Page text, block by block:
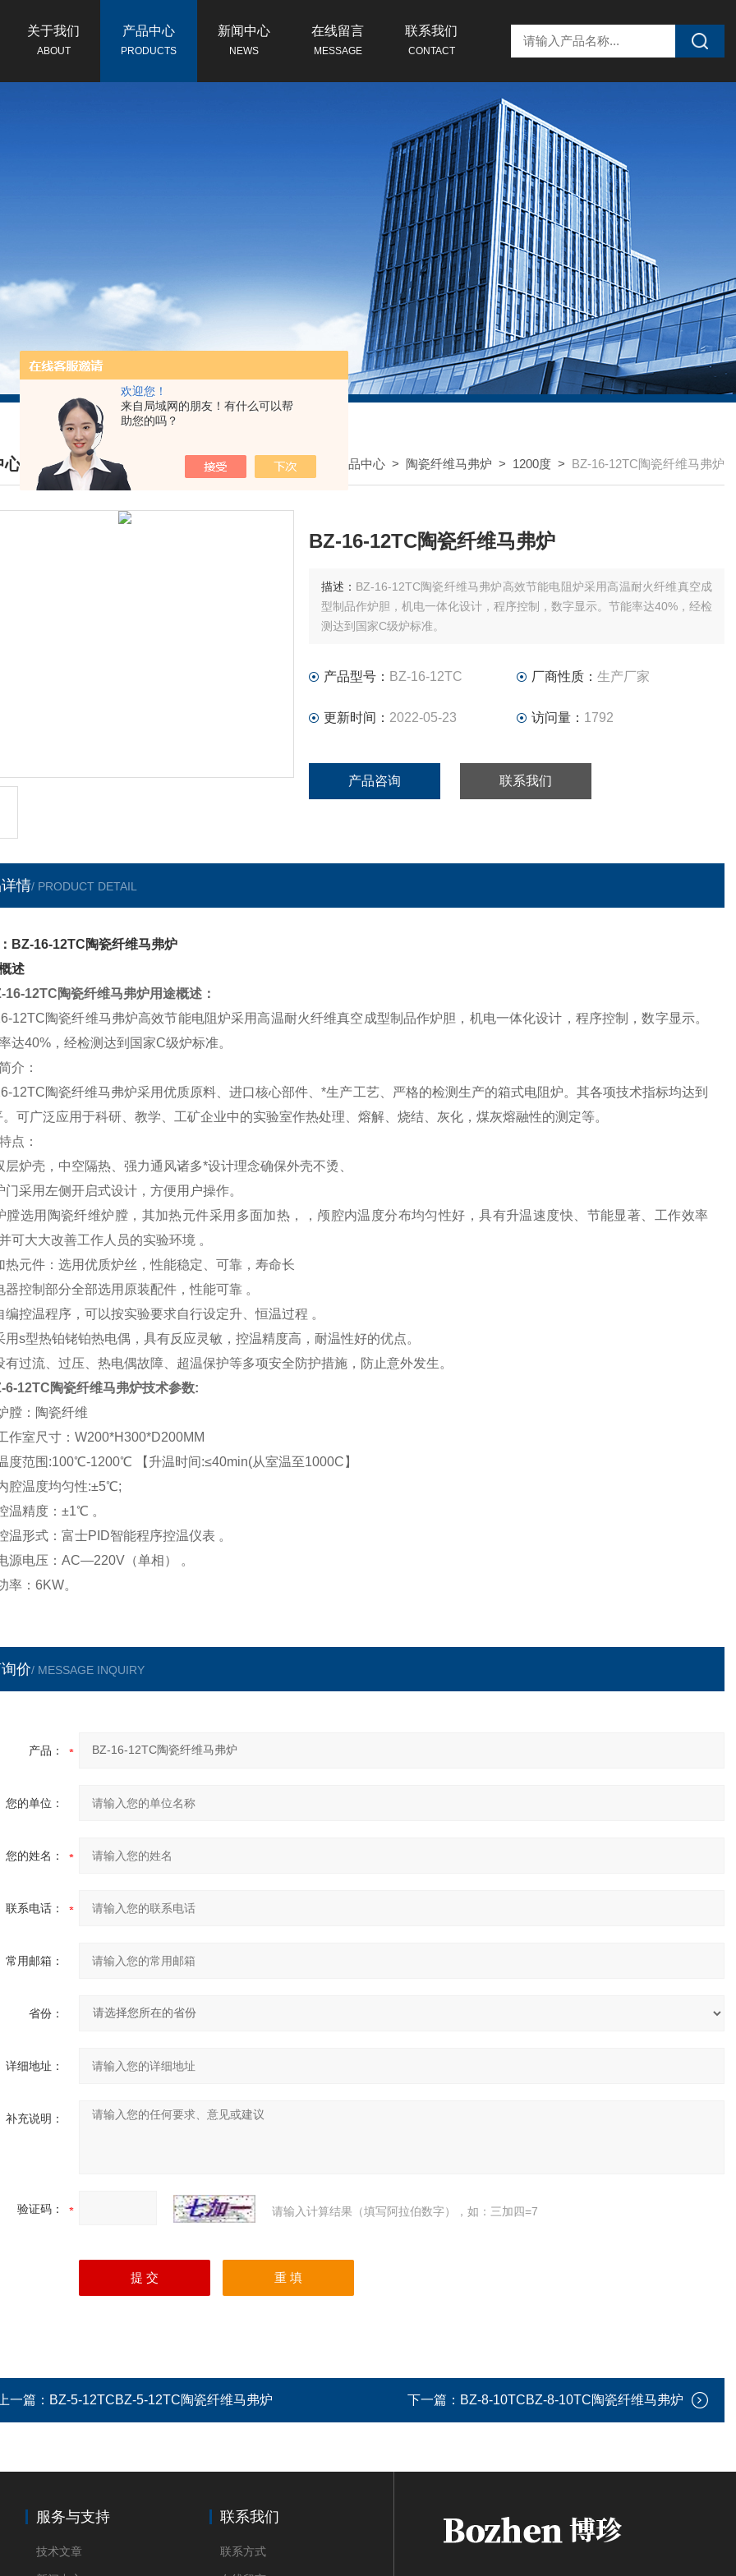
欢迎您！
来自局域网的朋友！有什么可以帮
助您的吗？
关于我们
ABOUT
产品中心
PRODUCTS
新闻中心
NEWS
在线留言
MESSAGE
联系我们
CONTACT
心
CENTER
我的位置：首页 产品中心 > 陶瓷纤维马弗炉 > 1200度 > BZ-16-12TC陶瓷纤维马弗炉
BZ-16-12TC陶瓷纤维马弗炉
描述： BZ-16-12TC陶瓷纤维马弗炉高效节能电阻炉采用高温耐火纤维真空成
型制品作炉胆，机电一体化设计，程序控制，数字显示。节能率达40%，经检
测达到国家C级炉标准。
产品型号： BZ-16-12TC 厂商性质： 生产厂家
更新时间： 2022-05-23 访问量： 1792
产品咨询 联系我们
情/ PRODUCT DETAIL
BZ-16-12TC陶瓷纤维马弗炉
述
16-12TC陶瓷纤维马弗炉用途概述：
12TC陶瓷纤维马弗炉高效节能电阻炉采用高温耐火纤维真空成型制品作炉胆，机电一体化设计，程序控制，数字显示。
达40%，经检测达到国家C级炉标准。
介：
12TC陶瓷纤维马弗炉采用优质原料、进口核心部件、*生产工艺、严格的检测生产的箱式电阻炉。其各项技术指标均达到
。可广泛应用于科研、教学、工矿企业中的实验室作热处理、熔解、烧结、灰化，煤灰熔融性的测定等。
点：
层炉壳，中空隔热、强力通风诸多*设计理念确保外壳不烫、
门采用左侧开启式设计，方便用户操作。
膛选用陶瓷纤维炉膛，其加热元件采用多面加热，，颅腔内温度分布均匀性好，具有升温速度快、节能显著、工作效率
可大大改善工作人员的实验环境 。
热元件：选用优质炉丝，性能稳定、可靠，寿命长
器控制部分全部选用原装配件，性能可靠 。
编控温程序，可以按实验要求自行设定升、恒温过程 。
用s型热铂铑铂热电偶 ，具有反应灵敏，控温精度高，耐温性好的优点。
有过流、过压、热电偶故障、超温保护等多项安全防护措施，防止意外发生。
6-12TC陶瓷纤维马弗炉技术参数:
膛：陶瓷纤维
作室尺寸： W200*H300*D200MM
度范围 :100℃-1200℃ 【 升温时间:≤40min(从室温至1000C 】
腔温度均匀性:±5℃;
温精度：±1℃ 。
温形式： 富士PID智能程序控温仪表 。
电源电压：AC—220V（单相） 。
率： 6KW。
价/ MESSAGE INQUIRY
产品：
您的单位：
您的姓名：
联系电话：
常用邮箱：
省份：
详细地址：
补充说明：
验证码： 请输入计算结果（填写阿拉伯数字），如：三加四=7
上一篇： BZ-5-12TCBZ-5-12TC陶瓷纤维马弗炉 下一篇： BZ-8-10TCBZ-8-10TC陶瓷纤维马弗炉
服务与支持
技术文章
联系我们
联系方式